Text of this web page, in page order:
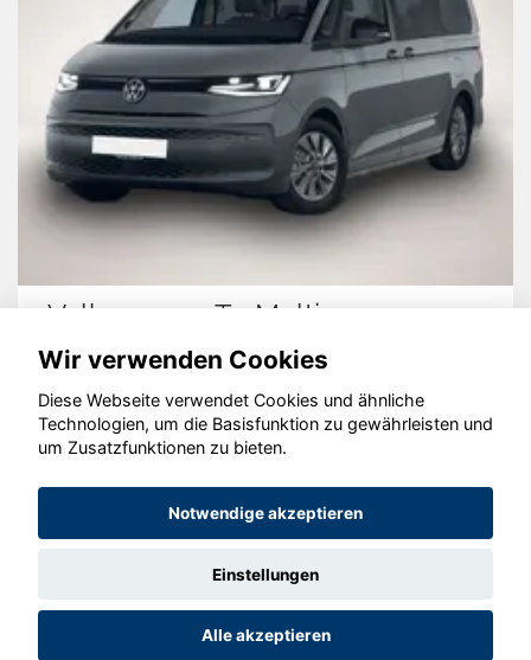
T7 Multivan Hyundai
© konjunkturmotor.de GmbH 2020 - 2026
Wir verwenden Cookies
Diese Webseite verwendet Cookies und ähnliche
Technologien, um die Basisfunktion zu gewährleisten und
um Zusatzfunktionen zu bieten.
Notwendige akzeptieren
Einstellungen
Alle akzeptieren